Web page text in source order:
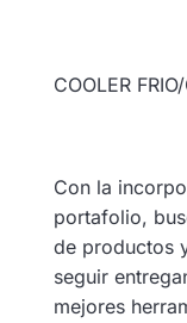
COOLER
Con la
portafolio,
de productos
seguir
mejores